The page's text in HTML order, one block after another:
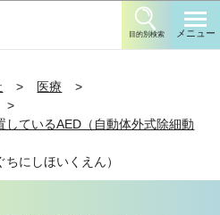
目的別検索 メニュー
医療
しているAED（自動体外式除細動
ちにしほいくえん）